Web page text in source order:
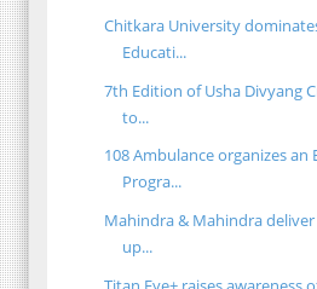
Chitkara University
Educati...
7th Edition of Usha Divyang
to...
108 Ambulance organizes an
Progra...
Mahindra & Mahindra
up...